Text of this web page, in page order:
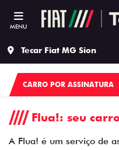
MENU
Tecar Fiat MG Sion
CARRO POR ASSINATURA
Flua!: seu
A Flua! é um serviço de